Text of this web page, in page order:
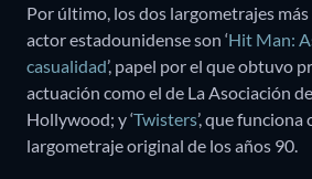
Por último, los dos largometrajes
actor estadounidense son ‘Hit Man:
casualidad’, papel por el que obtuvo
actuación como el de La Asociación
Hollywood; y ‘Twisters’, que funciona
largometraje original de los años 90.